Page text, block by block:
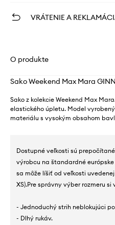
VRÁTENIE A
O produkte
Sako Weekend Max Mara
Sako z kolekcie Weekend Max
elastického úpletu. Model
materiálu s vysokým obsahom
Dostupné veľkosti sú
výrobcu na štandardné
sa môže líšiť od veľkosti
XS).Pre správny výber rozmeru
- Jednoduchý strih neblokujúci
- Dlhý rukáv.